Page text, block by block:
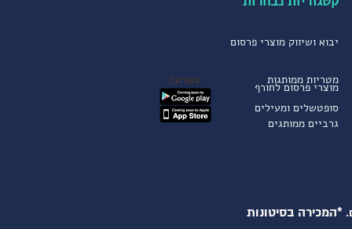
מוצרי פרסום לחורף בקרוב!
*המכירה בסיטונות
יבוא ושיווק מוצרי פרסום
מטריות ממותגות
סופטשלים ומעילים
גרביים ממותגים